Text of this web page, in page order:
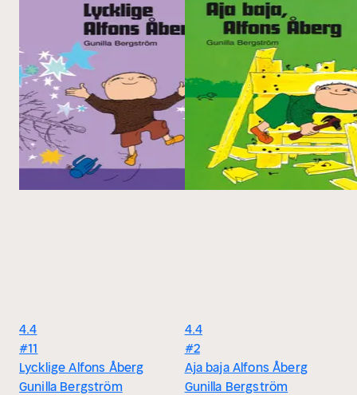
4.4
#11
Lycklige Alfons Åberg
Gunilla Bergström
4.4
#2
Aja baja Alfons Åberg
Gunilla Bergström